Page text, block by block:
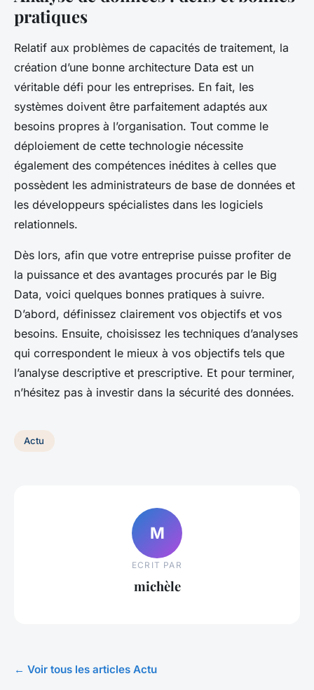
pratiques
Relatif aux problèmes de capacités de traitement, la
création d’une bonne architecture Data est un
véritable défi pour les entreprises. En fait, les
systèmes doivent être parfaitement adaptés aux
besoins propres à l’organisation. Tout comme le
déploiement de cette technologie nécessite
également des compétences inédites à celles que
possèdent les administrateurs de base de données et
les développeurs spécialistes dans les logiciels
relationnels.
Dès lors, afin que votre entreprise puisse profiter de
la puissance et des avantages procurés par le Big
Data, voici quelques bonnes pratiques à suivre.
D’abord, définissez clairement vos objectifs et vos
besoins. Ensuite, choisissez les techniques d’analyses
qui correspondent le mieux à vos objectifs tels que
l’analyse descriptive et prescriptive. Et pour terminer,
n’hésitez pas à investir dans la sécurité des données.
Actu
M
ECRIT PAR
michèle
← Voir tous les articles Actu